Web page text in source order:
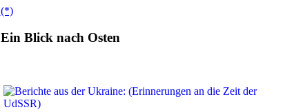
(*)
Ein Blick nach Osten